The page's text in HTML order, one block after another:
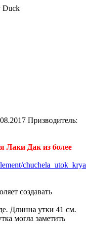
Duck
Призводитель:
Лаки Дак из более
создавать
Длинна утки 41 см.
могла заметить